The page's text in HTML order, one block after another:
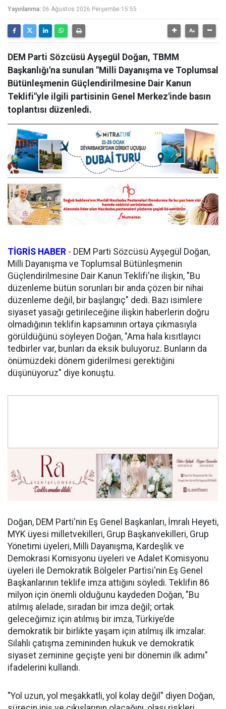
Yayınlanma: 06 Ağustos 2026 Perşembe 15:55
DEM Parti Sözcüsü Ayşegül Doğan, TBMM
Başkanlığı'na sunulan "Milli Dayanışma ve Toplumsal
Bütünleşmenin Güçlendirilmesine Dair Kanun
Teklifi"yle ilgili partisinin Genel Merkez'inde basın
toplantısı düzenledi.
TİGRİS HABER - DEM Parti Sözcüsü Ayşegül Doğan,
Milli Dayanışma ve Toplumsal Bütünleşmenin
Güçlendirilmesine Dair Kanun Teklifi'ne ilişkin, "Bu
düzenleme bütün sorunları bir anda çözen bir nihai
düzenleme değil, bir başlangıç" dedi. Bazı isimlere
siyaset yasağı getirileceğine ilişkin haberlerin doğru
olmadığının teklifin kapsamının ortaya çıkmasıyla
görüldüğünü söyleyen Doğan, "Ama hala kısıtlayıcı
tedbirler var, bunları da eksik buluyoruz. Bunların da
önümüzdeki dönem giderilmesi gerektiğini
düşünüyoruz" diye konuştu.
Doğan, DEM Parti'nin Eş Genel Başkanları, İmralı Heyeti,
MYK üyesi milletvekilleri, Grup Başkanvekilleri, Grup
Yönetimi üyeleri, Milli Dayanışma, Kardeşlik ve
Demokrasi Komisyonu üyeleri ve Adalet Komisyonu
üyeleri ile Demokratik Bölgeler Partisi'nin Eş Genel
Başkanlarının teklife imza attığını söyledi. Teklifin 86
milyon için önemli olduğunu kaydeden Doğan, "Bu
atılmış alelade, sıradan bir imza değil; ortak
geleceğimiz için atılmış bir imza, Türkiye’de
demokratik bir birlikte yaşam için atılmış ilk imzalar.
Silahlı çatışma zemininden hukuk ve demokratik
siyaset zeminine geçişte yeni bir dönemin ilk adımı"
ifadelerini kullandı.
"Yol uzun, yol meşakkatli, yol kolay değil" diyen Doğan,